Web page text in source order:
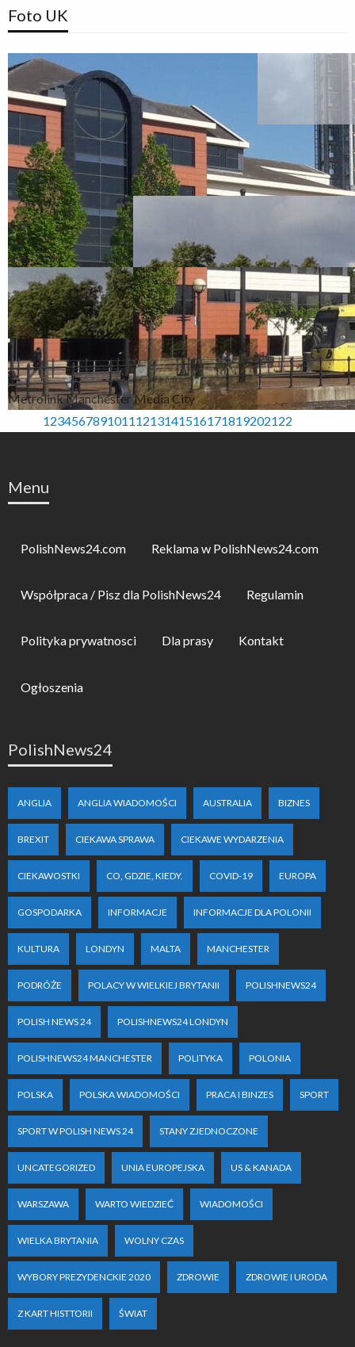
Foto UK
Metrolink Manchester Media City
12345678910111213141516171819202122
Menu
PolishNews24.com Reklama w PolishNews24.com
Współpraca / Pisz dla PolishNews24 Regulamin
Polityka prywatnosci Dla prasy Kontakt
Ogłoszenia
PolishNews24
ANGLIA ANGLIA WIADOMOŚCI AUSTRALIA BIZNES
BREXIT CIEKAWA SPRAWA CIEKAWE WYDARZENIA
CIEKAWOSTKI CO, GDZIE, KIEDY. COVID-19 EUROPA
GOSPODARKA INFORMACJE INFORMACJE DLA POLONII
KULTURA LONDYN MALTA MANCHESTER
PODRÓŻE POLACY W WIELKIEJ BRYTANII POLISHNEWS24
POLISH NEWS 24 POLISHNEWS24 LONDYN
POLISHNEWS24 MANCHESTER POLITYKA POLONIA
POLSKA POLSKA WIADOMOŚCI PRACA I BINZES SPORT
SPORT W POLISH NEWS 24 STANY ZJEDNOCZONE
UNCATEGORIZED UNIA EUROPEJSKA US & KANADA
WARSZAWA WARTO WIEDZIEĆ WIADOMOŚCI
WIELKA BRYTANIA WOLNY CZAS
WYBORY PREZYDENCKIE 2020 ZDROWIE ZDROWIE I URODA
Z KART HISTTORII ŚWIAT